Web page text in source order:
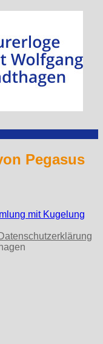
Pegasus
mit Kugelung
Datenschutzerklärung